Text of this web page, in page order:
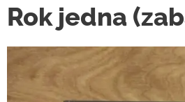
Rok jedna